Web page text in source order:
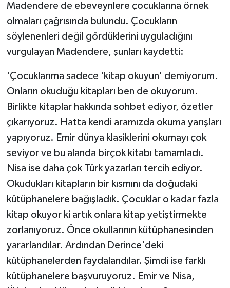
Madendere de ebeveynlere çocuklarına örnek
olmaları çağrısında bulundu. Çocukların
söylenenleri değil gördüklerini uyguladığını
vurgulayan Madendere, şunları kaydetti:
'Çocuklarıma sadece 'kitap okuyun' demiyorum.
Onların okuduğu kitapları ben de okuyorum.
Birlikte kitaplar hakkında sohbet ediyor, özetler
çıkarıyoruz. Hatta kendi aramızda okuma yarışları
yapıyoruz. Emir dünya klasiklerini okumayı çok
seviyor ve bu alanda birçok kitabı tamamladı.
Nisa ise daha çok Türk yazarları tercih ediyor.
Okudukları kitapların bir kısmını da doğudaki
kütüphanelere bağışladık. Çocuklar o kadar fazla
kitap okuyor ki artık onlara kitap yetiştirmekte
zorlanıyoruz. Önce okullarının kütüphanesinden
yararlandılar. Ardından Derince'deki
kütüphanelerden faydalandılar. Şimdi ise farklı
kütüphanelere başvuruyoruz. Emir ve Nisa,